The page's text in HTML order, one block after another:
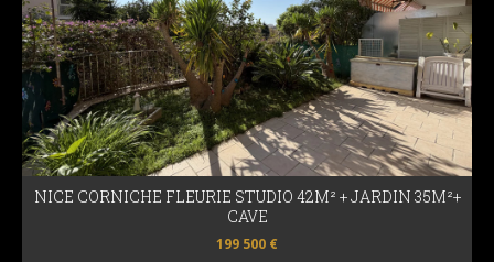
NICE CORNICHE FLEURIE STUDIO 42M² + JARDIN 35M²+
CAVE
199 500 €